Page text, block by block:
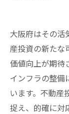
大阪府はその活
産投資の新たな
価値向上が期待
インフラの整備
います。不動産
捉え、的確に対